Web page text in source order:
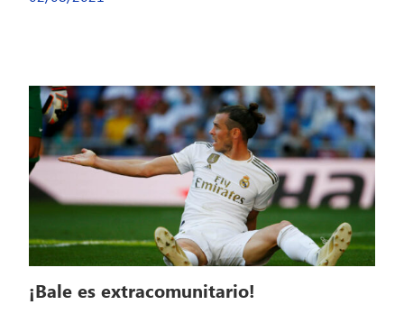
¡Bale es extracomunitario!